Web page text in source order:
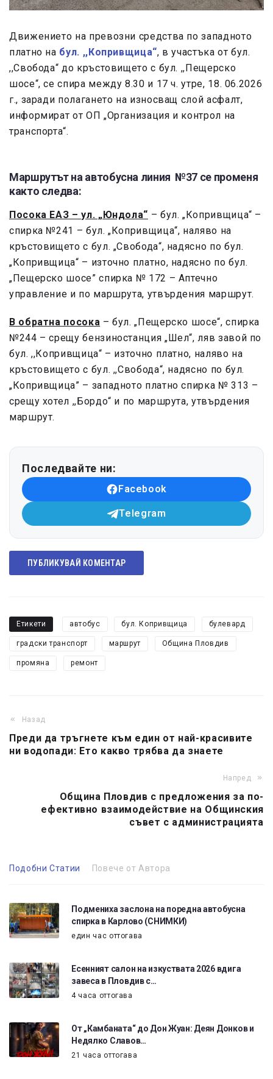
Движението на превозни средства по западното
платно на бул. ,,Копривщица“, в участъка от бул.
,,Свобода“ до кръстовището с бул. ,,Пещерско
шосе“, се спира между 8.30 и 17 ч. утре, 18. 06.2026
г., заради полагането на износващ слой асфалт,
информират от ОП „Организация и контрол на
транспорта“.
Маршрутът на автобусна линия №37 се променя
както следва:
Посока ЕАЗ – ул. „Юндола“ – бул. „Копривщица“ –
спирка №241 – бул. „Копривщица“, наляво на
кръстовището с бул. „Свобода“, надясно по бул.
„Копривщица“ – източно платно, надясно по бул.
„Пещерско шосе” спирка № 172 – Аптечно
управление и по маршрута, утвърдения маршрут.
В обратна посока – бул. „Пещерско шосе“, спирка
№244 – срещу бензиностанция „Шел“, ляв завой по
бул. ,,Копривщица“ – източно платно, наляво на
кръстовището с бул. ,,Свобода“, надясно по бул.
„Копривщица” – западното платно спирка № 313 –
срещу хотел ,,Бордо“ и по маршрута, утвърдения
маршрут.
Последвайте ни:
Facebook
Telegram
ПУБЛИКУВАЙ КОМЕНТАР
Етикети автобус бул. Копривщица булевард
градски транспорт маршрут Община Пловдив
промяна ремонт
Назад
Преди да тръгнете към един от най-красивите
ни водопади: Ето какво трябва да знаете
Напред
Община Пловдив с предложения за по-
ефективно взаимодействие на Общинския
съвет с администрацията
Подобни Статии Повече от Автора
Подмениха заслона на поредна автобусна
спирка в Карлово (СНИМКИ)
един час оттогава
Есенният салон на изкуствата 2026 вдига
завеса в Пловдив с…
4 часа оттогава
От „Камбаната“ до Дон Жуан: Деян Донков и
Недялко Славов…
21 часа оттогава